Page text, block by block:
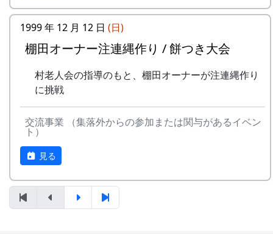
稲刈りの日、田んぼでオリジナル曲を披露・演奏
する棚田コンサート。
毎年曲を創り出演してきましたが、その中でも、
水田に降り注ぐ“雨”と“太陽の光”が、私達の命を
支えているのだと実感させられた「里山のよきイ
ベント」でした。（ポン四郎）
収穫祭にて
うた
6 あしたは帰ろう
ーイズ
7
蒼い⾵〜棚
⽥'99〜
MASA BAND
8
ふるさと加美の
⾥へ
旅⼈
9 棚⽥の四季
⻩⾦の海
- H CORPORATION
帰って
1999
- HCORPORATION(II)
静かに
1999
5
メシアとポン四郎バ
ンド
イネに
-
メシアとポン四郎バ
ンド
ふるさ
1999 2000
-
メシアとポン四郎バ
⽔と太
1999 2001
1999 年 12 月 12 日 (日)
棚田オーナー注連縄作り / 餅つき大会
村老人会の指導のもと、棚田オーナーが注連縄作り
に挑戦
交流事業 （集落外からの参加または関与があるイベン
ト）
見る